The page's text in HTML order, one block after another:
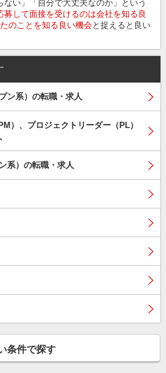
ない」「自分で大丈夫なのか」という
募して面接を受けるのは会社を知る良
のことを知る良い機会と捉えると良い
ン系）の転職・求人
）、プロジェクトリーダー（PL）
系）の転職・求人
条件で探す